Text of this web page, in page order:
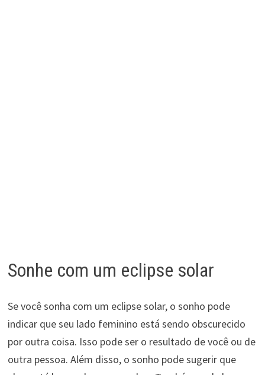
Sonhe com um eclipse solar
Se você sonha com um eclipse solar, o sonho pode
indicar que seu lado feminino está sendo obscurecido
por outra coisa. Isso pode ser o resultado de você ou de
outra pessoa. Além disso, o sonho pode sugerir que